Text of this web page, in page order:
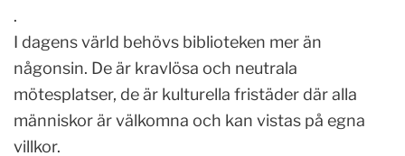
.
I dagens värld behövs biblioteken mer än
någonsin. De är kravlösa och neutrala
mötesplatser, de är kulturella fristäder där alla
människor är välkomna och kan vistas på egna
villkor.